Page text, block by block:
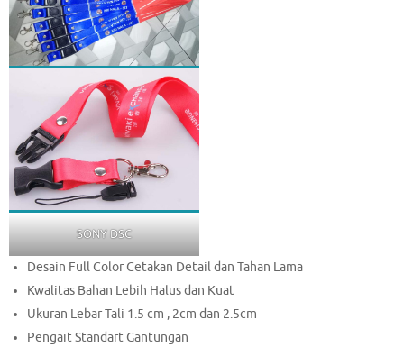
SONY DSC
Desain Full Color Cetakan Detail dan Tahan Lama
Kwalitas Bahan Lebih Halus dan Kuat
Ukuran Lebar Tali 1.5 cm , 2cm dan 2.5cm
Pengait Standart Gantungan